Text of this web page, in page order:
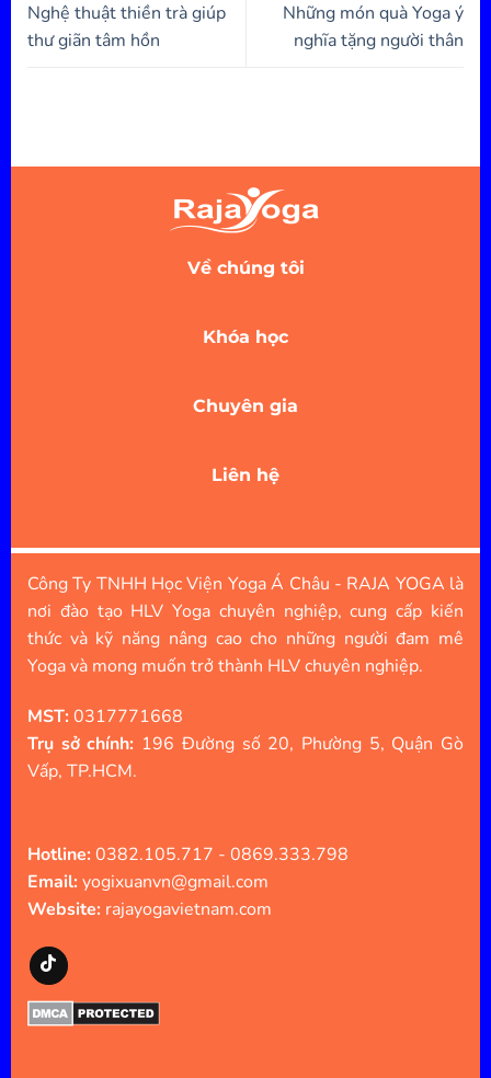
Nghệ thuật thiền trà giúp
thư giãn tâm hồn
Những món quà Yoga ý
nghĩa tặng người thân
Về chúng tôi
Khóa học
Chuyên gia
Liên hệ
Công Ty TNHH Học Viện Yoga Á Châu - RAJA YOGA là
nơi đào tạo HLV Yoga chuyên nghiệp, cung cấp kiến
thức và kỹ năng nâng cao cho những người đam mê
Yoga và mong muốn trở thành HLV chuyên nghiệp.
MST:0317771668
Trụ sở chính: 196 Đường số 20, Phường 5, Quận Gò
Vấp, TP.HCM.
Hotline:0382.105.717 - 0869.333.798
Email:yogixuanvn@gmail.com
Website: rajayogavietnam.com